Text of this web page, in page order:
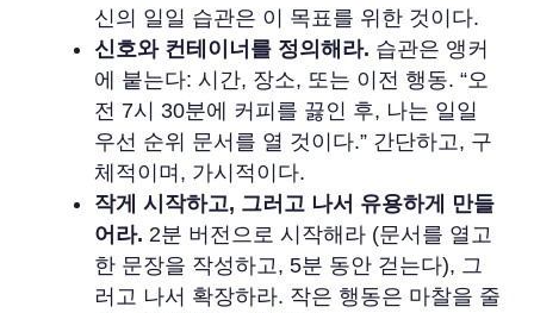
신의 일일 습관은 이 목표를 위한 것이다.
신호와 컨테이너를 정의해라. 습관은 앵커
에 붙는다: 시간, 장소, 또는 이전 행동. “오
전 7시 30분에 커피를 끓인 후, 나는 일일
우선 순위 문서를 열 것이다.” 간단하고, 구
체적이며, 가시적이다.
작게 시작하고, 그러고 나서 유용하게 만들
어라. 2분 버전으로 시작해라 (문서를 열고
한 문장을 작성하고, 5분 동안 걷는다), 그
러고 나서 확장하라. 작은 행동은 마찰을 줄